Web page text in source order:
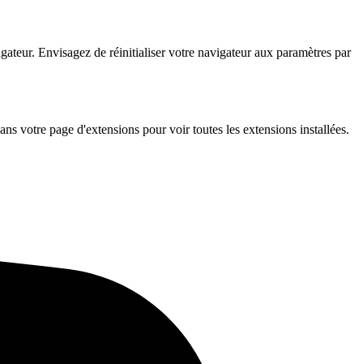
Envisagez de réinitialiser votre navigateur aux paramètres par
votre page d'extensions pour voir toutes les extensions installées.